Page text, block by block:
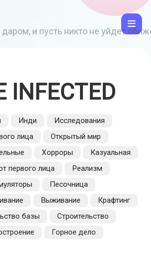
и пусть никто не уйдет
INFECTED
Инди
Исследования
лица
Открытый мир
Хорроры
Казуальная
первого лица
Реализм
Песочница
Выживание
Крафтинг
базы
Строительство
Горное дело